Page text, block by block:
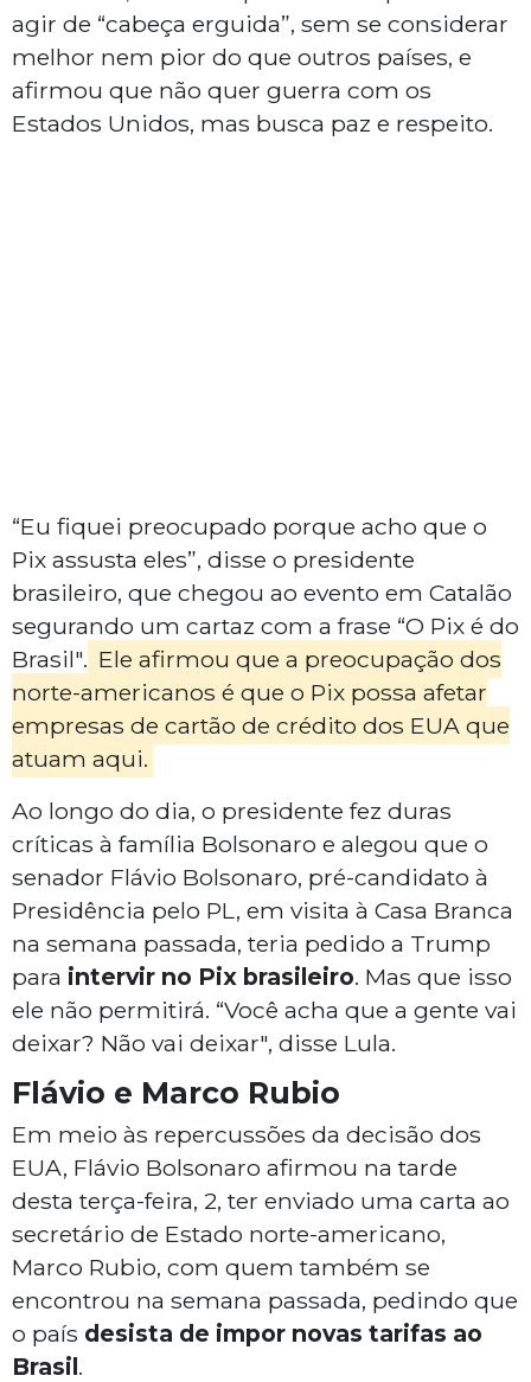
agir de “cabeça erguida”, sem se considerar
melhor nem pior do que outros países, e
afirmou que não quer guerra com os
Estados Unidos, mas busca paz e respeito.
“Eu fiquei preocupado porque acho que o
Pix assusta eles”, disse o presidente
brasileiro, que chegou ao evento em Catalão
segurando um cartaz com a frase “O Pix é do
Brasil". Ele afirmou que a preocupação dos
norte-americanos é que o Pix possa afetar
empresas de cartão de crédito dos EUA que
atuam aqui.
Ao longo do dia, o presidente fez duras
críticas à família Bolsonaro e alegou que o
senador Flávio Bolsonaro, pré-candidato à
Presidência pelo PL, em visita à Casa Branca
na semana passada, teria pedido a Trump
para intervir no Pix brasileiro. Mas que isso
ele não permitirá. “Você acha que a gente vai
deixar? Não vai deixar", disse Lula.
Flávio e Marco Rubio
Em meio às repercussões da decisão dos
EUA, Flávio Bolsonaro afirmou na tarde
desta terça-feira, 2, ter enviado uma carta ao
secretário de Estado norte-americano,
Marco Rubio, com quem também se
encontrou na semana passada, pedindo que
o país desista de impor novas tarifas ao
Brasil.